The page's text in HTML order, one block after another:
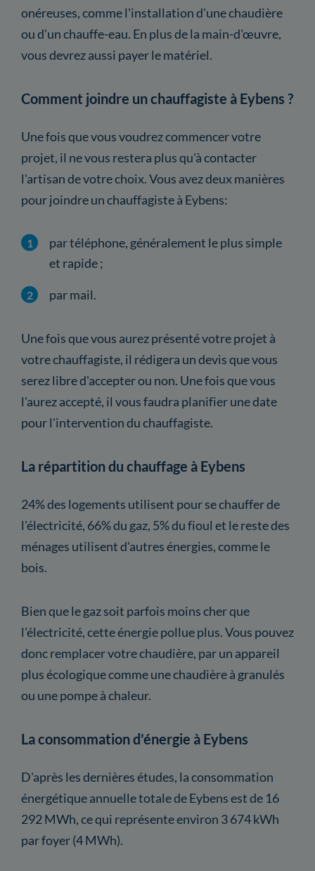
onéreuses, comme l'installation d'une chaudière
ou d'un chauffe-eau. En plus de la main-d'œuvre,
vous devrez aussi payer le matériel.
Comment joindre un chauffagiste à Eybens ?
Une fois que vous voudrez commencer votre
projet, il ne vous restera plus qu'à contacter
l'artisan de votre choix. Vous avez deux manières
pour joindre un chauffagiste à Eybens:
par téléphone, généralement le plus simple
et rapide ;
par mail.
Une fois que vous aurez présenté votre projet à
votre chauffagiste, il rédigera un devis que vous
serez libre d'accepter ou non. Une fois que vous
l'aurez accepté, il vous faudra planifier une date
pour l'intervention du chauffagiste.
La répartition du chauffage à Eybens
24% des logements utilisent pour se chauffer de
l'électricité, 66% du gaz, 5% du fioul et le reste des
ménages utilisent d'autres énergies, comme le
bois.
Bien que le gaz soit parfois moins cher que
l'électricité, cette énergie pollue plus. Vous pouvez
donc remplacer votre chaudière, par un appareil
plus écologique comme une chaudière à granulés
ou une pompe à chaleur.
La consommation d'énergie à Eybens
D'après les dernières études, la consommation
énergétique annuelle totale de Eybens est de 16
292 MWh, ce qui représente environ 3 674 kWh
par foyer (4 MWh).